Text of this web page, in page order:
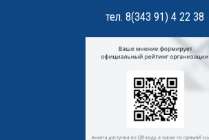
тел. 8(343 91) 4 22 38